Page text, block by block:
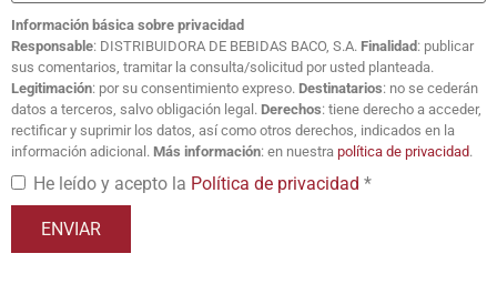
Información básica sobre privacidad
Responsable: DISTRIBUIDORA DE BEBIDAS BACO, S.A. Finalidad: publicar
sus comentarios, tramitar la consulta/solicitud por usted planteada.
Legitimación: por su consentimiento expreso. Destinatarios: no se cederán
datos a terceros, salvo obligación legal. Derechos: tiene derecho a acceder,
rectificar y suprimir los datos, así como otros derechos, indicados en la
información adicional. Más información: en nuestra política de privacidad.
He leído y acepto la Política de privacidad *